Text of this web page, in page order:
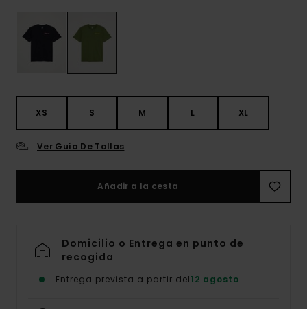
XS S M L XL
Ver Guía De Tallas
Añadir a la cesta
Domicilio o Entrega en punto de
recogida
Entrega prevista a partir del12 agosto